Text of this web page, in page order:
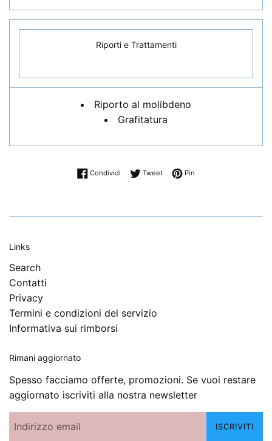
Riporti e Trattamenti
Riporto al molibdeno
Grafitatura
Condividi Condividi su Facebook
TweetTwitta su Twitter
Pin
Links
Search
Contatti
Privacy
Termini e condizioni del servizio
Informativa sui rimborsi
Rimani aggiornato
Spesso facciamo offerte, promozioni. Se vuoi restare
aggiornato iscriviti alla nostra newsletter
ISCRIVITI